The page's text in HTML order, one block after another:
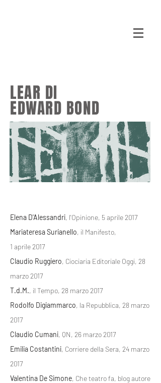
LEAR DI
EDWARD BOND
Elena D'Alessandri, l'Opinione, 5 aprile 2017
Mariateresa Surianello, il Manifesto,
1 aprile 2017
Claudio Ruggiero, Ciociaria Editoriale Oggi, 28
marzo 2017
T.d.M., il Tempo, 28 marzo 2017
Rodolfo Digiammarco, la Repubblica, 28 marzo
2017
Claudio Cumani, QN, 26 marzo 2017
Emilia Costantini, Corriere della Sera, 24 marzo
2017
Valentina De Simone, Che teatro fa, blog autore